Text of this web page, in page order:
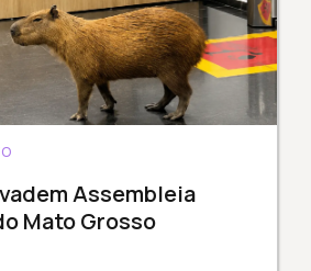
Assembleia
Mato Grosso